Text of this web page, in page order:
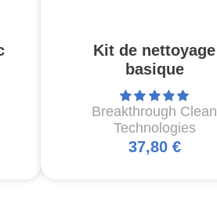
Kit de nettoyage
basique
Breakthrough Clean
Technologies
37,80 €